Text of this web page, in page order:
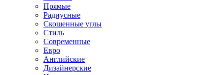
Прямые
Радиусные
Скошенные углы
Стиль
Современные
Евро
Английские
Дизайнерские